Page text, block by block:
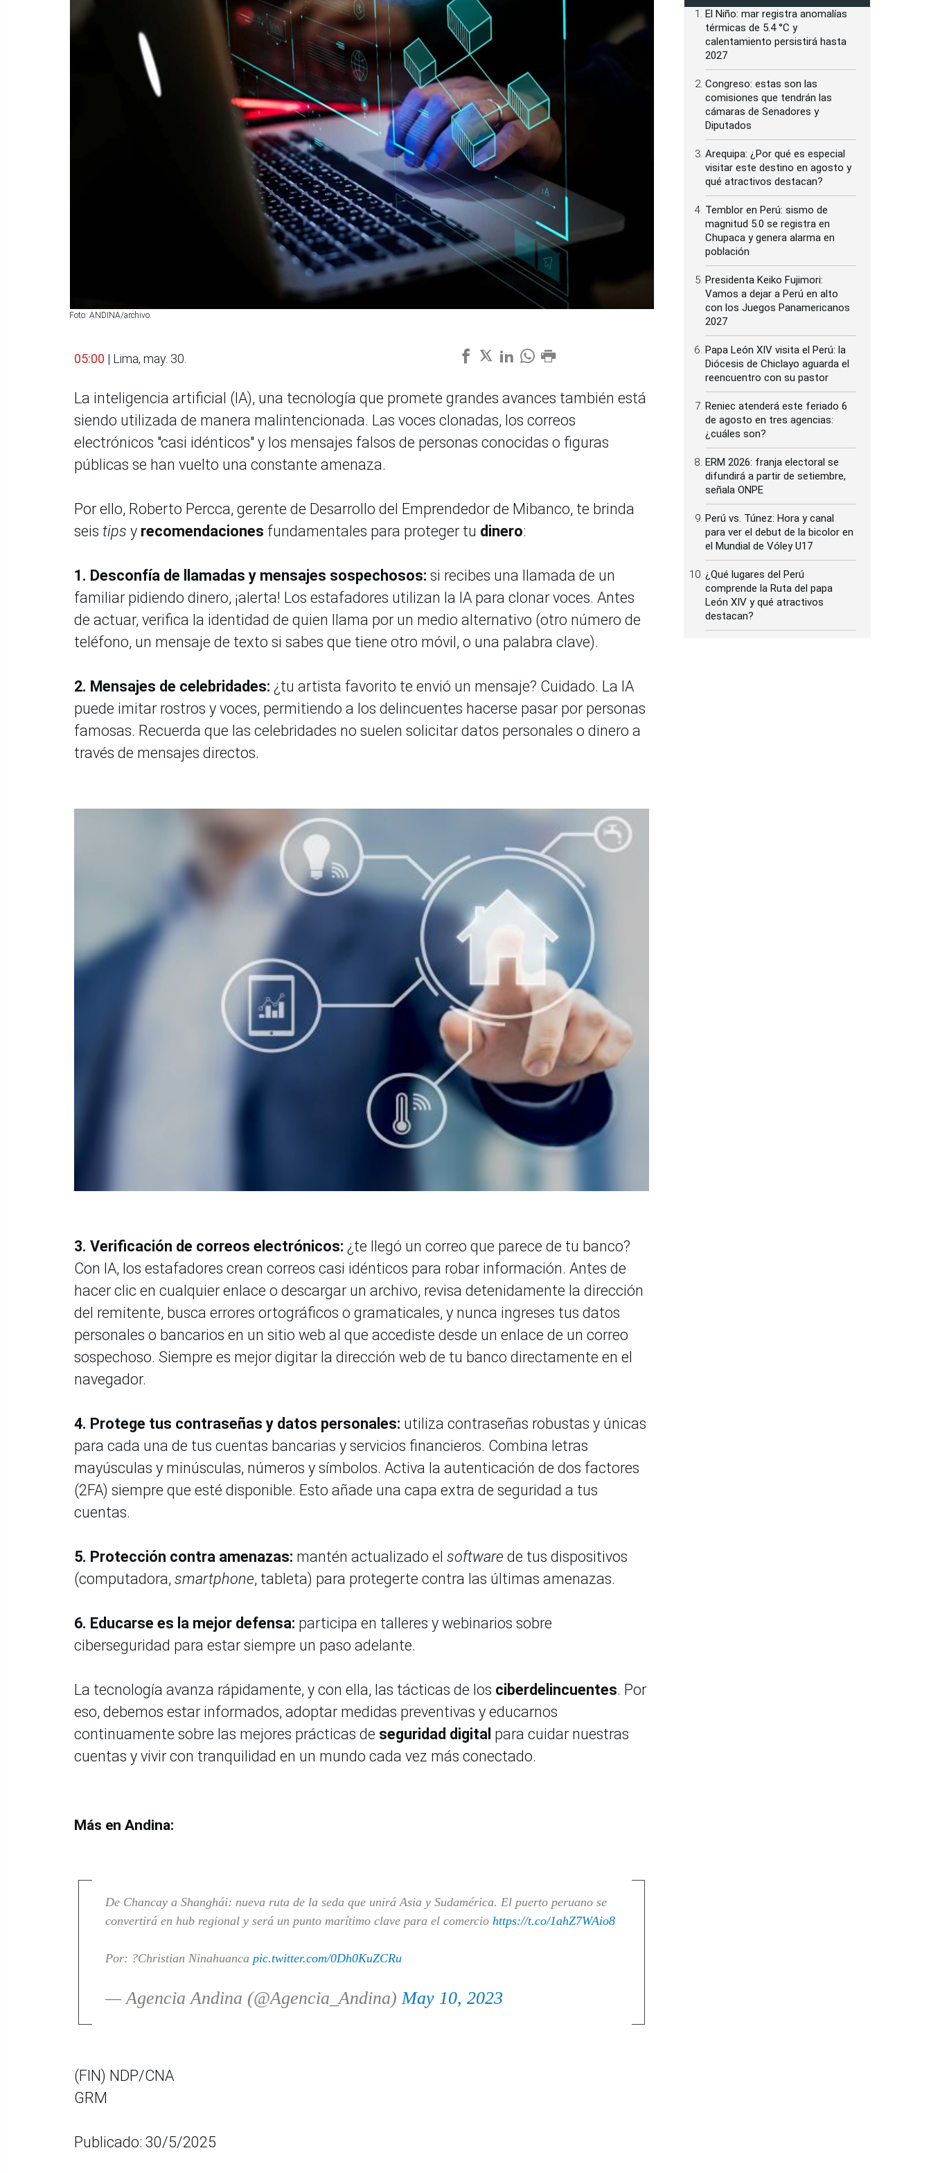
Foto: ANDINA/archivo.
05:00 | Lima, may. 30.
La inteligencia artificial (IA), una tecnología que promete grandes avances también está
siendo utilizada de manera malintencionada. Las voces clonadas, los correos
electrónicos "casi idénticos" y los mensajes falsos de personas conocidas o figuras
públicas se han vuelto una constante amenaza.
Por ello, Roberto Percca, gerente de Desarrollo del Emprendedor de Mibanco, te brinda
seis tips y recomendaciones fundamentales para proteger tu dinero:
1. Desconfía de llamadas y mensajes sospechosos: si recibes una llamada de un
familiar pidiendo dinero, ¡alerta! Los estafadores utilizan la IA para clonar voces. Antes
de actuar, verifica la identidad de quien llama por un medio alternativo (otro número de
teléfono, un mensaje de texto si sabes que tiene otro móvil, o una palabra clave).
2. Mensajes de celebridades: ¿tu artista favorito te envió un mensaje? Cuidado. La IA
puede imitar rostros y voces, permitiendo a los delincuentes hacerse pasar por personas
famosas. Recuerda que las celebridades no suelen solicitar datos personales o dinero a
través de mensajes directos.
3. Verificación de correos electrónicos: ¿te llegó un correo que parece de tu banco?
Con IA, los estafadores crean correos casi idénticos para robar información. Antes de
hacer clic en cualquier enlace o descargar un archivo, revisa detenidamente la dirección
del remitente, busca errores ortográficos o gramaticales, y nunca ingreses tus datos
personales o bancarios en un sitio web al que accediste desde un enlace de un correo
sospechoso. Siempre es mejor digitar la dirección web de tu banco directamente en el
navegador.
4. Protege tus contraseñas y datos personales: utiliza contraseñas robustas y únicas
para cada una de tus cuentas bancarias y servicios financieros. Combina letras
mayúsculas y minúsculas, números y símbolos. Activa la autenticación de dos factores
(2FA) siempre que esté disponible. Esto añade una capa extra de seguridad a tus
cuentas.
5. Protección contra amenazas: mantén actualizado el software de tus dispositivos
(computadora, smartphone, tableta) para protegerte contra las últimas amenazas.
6. Educarse es la mejor defensa: participa en talleres y webinarios sobre
ciberseguridad para estar siempre un paso adelante.
La tecnología avanza rápidamente, y con ella, las tácticas de los ciberdelincuentes. Por
eso, debemos estar informados, adoptar medidas preventivas y educarnos
continuamente sobre las mejores prácticas de seguridad digital para cuidar nuestras
cuentas y vivir con tranquilidad en un mundo cada vez más conectado.
Más en Andina:
De Chancay a Shanghái: nueva ruta de la seda que unirá Asia y Sudamérica. El puerto peruano se
convertirá en hub regional y será un punto marítimo clave para el comercio https://t.co/1ahZ7WAio8
Por: ?Christian Ninahuanca pic.twitter.com/0Dh0KuZCRu
— Agencia Andina (@Agencia_Andina)May 10, 2023
(FIN) NDP/CNA
GRM
Publicado: 30/5/2025
El Niño: mar registra anomalías
térmicas de 5.4 °C y
calentamiento persistirá hasta
2027
Congreso: estas son las
comisiones que tendrán las
cámaras de Senadores y
Diputados
Arequipa: ¿Por qué es especial
visitar este destino en agosto y
qué atractivos destacan?
Temblor en Perú: sismo de
magnitud 5.0 se registra en
Chupaca y genera alarma en
población
Presidenta Keiko Fujimori:
Vamos a dejar a Perú en alto
con los Juegos Panamericanos
2027
Papa León XIV visita el Perú: la
Diócesis de Chiclayo aguarda el
reencuentro con su pastor
Reniec atenderá este feriado 6
de agosto en tres agencias:
¿cuáles son?
ERM 2026: franja electoral se
difundirá a partir de setiembre,
señala ONPE
Perú vs. Túnez: Hora y canal
para ver el debut de la bicolor en
el Mundial de Vóley U17
¿Qué lugares del Perú
comprende la Ruta del papa
León XIV y qué atractivos
destacan?